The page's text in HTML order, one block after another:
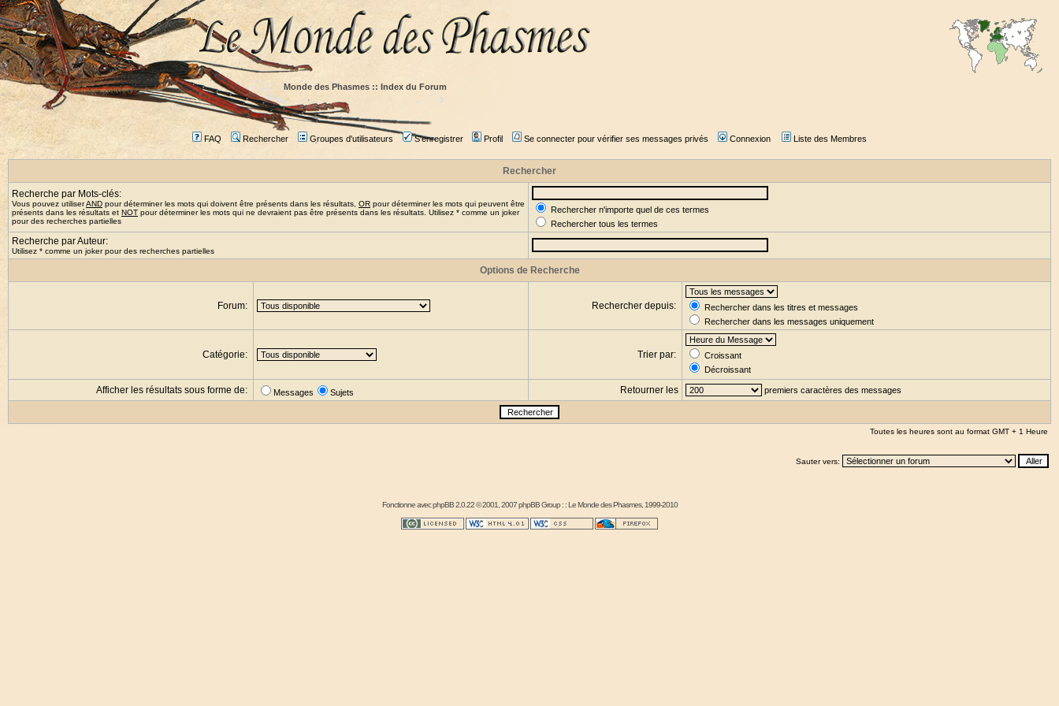
Monde des Phasmes :: Index du Forum
FAQ Rechercher Groupes d'utilisateurs S'enregistrer Profil Se connecter pour vérifier ses messages privés Connexion Liste des Membres
Rechercher
Recherche par Mots-clés:
Vous pouvez utiliserAND pour déterminer les mots qui doivent être présents dans les résultats, OR pour déterminer les mots qui peuvent être
présents dans les résultats et NOT pour déterminer les mots qui ne devraient pas être présents dans les résultats. Utilisez * comme un joker
pour des recherches partielles
Rechercher n'importe quel de ces termes
Rechercher tous les termes
Recherche par Auteur:
Utilisez * comme un joker pour des recherches partielles
Options de Recherche
Forum: Rechercher depuis:
Rechercher dans les titres et messages
Rechercher dans les messages uniquement
Catégorie: Trier par:
Croissant
Décroissant
Afficher les résultats sous forme de: Messages Sujets Retourner les premiers caractères des messages
Toutes les heures sont au format GMT + 1 Heure
Sauter vers:
Fonctionne avecphpBB2.0.22 © 2001, 2007 phpBB Group : :Le Monde des Phasmes, 1999-2010